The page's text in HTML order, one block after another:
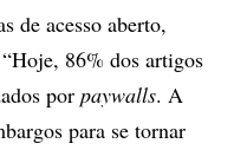
de acesso aberto,
86% dos artigos
por paywalls. A
para se tornar